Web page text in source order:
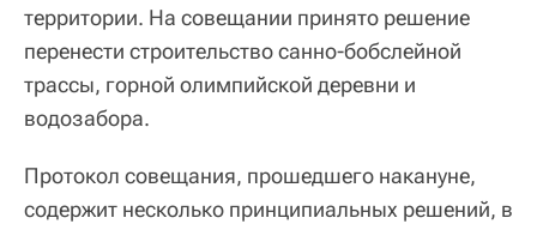
территории. На совещании принято решение
перенести строительство санно-бобслейной
трассы, горной олимпийской деревни и
водозабора.
Протокол совещания, прошедшего накануне,
содержит несколько принципиальных решений, в